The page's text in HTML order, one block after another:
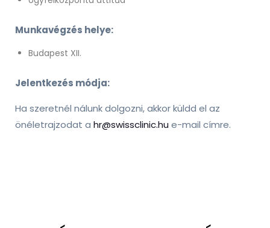
Munkavégzés helye:
Budapest XII.
Jelentkezés módja:
Ha szeretnél nálunk dolgozni, akkor küldd el az
önéletrajzodat a hr@swissclinic.hu e-mail címre.